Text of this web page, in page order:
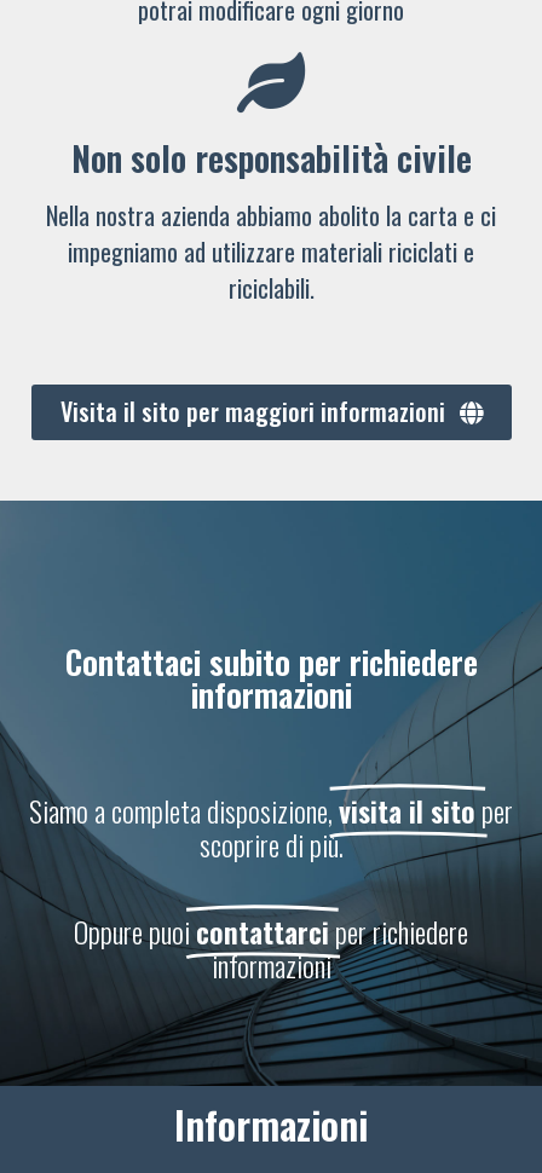
potrai modificare ogni giorno
Non solo responsabilità civile
Nella nostra azienda abbiamo abolito la carta e ci
impegniamo ad utilizzare materiali riciclati e
riciclabili.
Visita il sito per maggiori informazioni
Contattaci subito per richiedere
informazioni
Siamo a completa disposizione,visita il sitoper
scoprire di più.
Oppure puoicontattarciper richiedere
informazioni
Informazioni